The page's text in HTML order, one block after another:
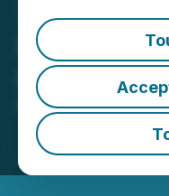
HTX
CTR
May 26, 2026 12:16